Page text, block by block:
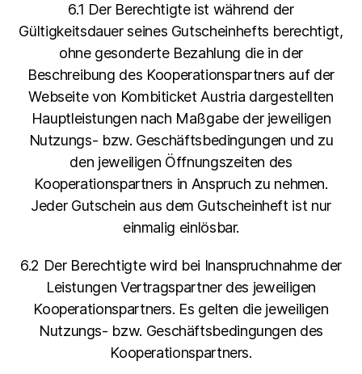
6.1 Der Berechtigte ist während der
Gültigkeitsdauer seines Gutscheinhefts berechtigt,
ohne gesonderte Bezahlung die in der
Beschreibung des Kooperationspartners auf der
Webseite von Kombiticket Austria dargestellten
Hauptleistungen nach Maßgabe der jeweiligen
Nutzungs- bzw. Geschäftsbedingungen und zu
den jeweiligen Öffnungszeiten des
Kooperationspartners in Anspruch zu nehmen.
Jeder Gutschein aus dem Gutscheinheft ist nur
einmalig einlösbar.
6.2 Der Berechtigte wird bei Inanspruchnahme der
Leistungen Vertragspartner des jeweiligen
Kooperationspartners. Es gelten die jeweiligen
Nutzungs- bzw. Geschäftsbedingungen des
Kooperationspartners.